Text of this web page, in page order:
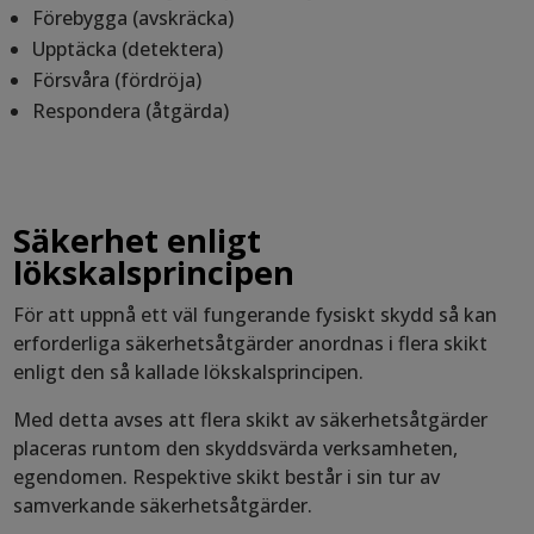
Förebygga (avskräcka)
Upptäcka (detektera)
Försvåra (fördröja)
Respondera (åtgärda)
Säkerhet enligt
lökskalsprincipen
För att uppnå ett väl fungerande fysiskt skydd så kan
erforderliga säkerhetsåtgärder anordnas i flera skikt
enligt den så kallade lökskalsprincipen.
Med detta avses att flera skikt av säkerhetsåtgärder
placeras runtom den skyddsvärda verksamheten,
egendomen. Respektive skikt består i sin tur av
samverkande säkerhetsåtgärder.